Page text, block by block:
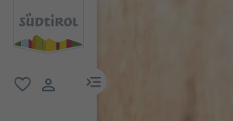
menu link